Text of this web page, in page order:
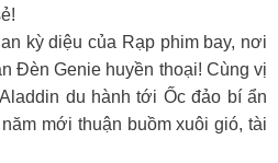
kỳ diệu của Rạp phim bay, nơi
Đèn Genie huyền thoại! Cùng vị
du hành tới Ốc đảo bí ẩn
mới thuận buồm xuôi gió, tài